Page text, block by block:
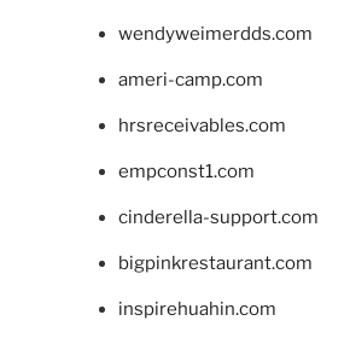
wendyweimerdds.com
ameri-camp.com
hrsreceivables.com
empconst1.com
cinderella-support.com
bigpinkrestaurant.com
inspirehuahin.com